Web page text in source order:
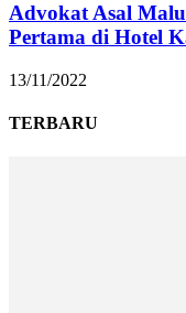
Advokat Asal
Pertama di Hotel
13/11/2022
TERBARU